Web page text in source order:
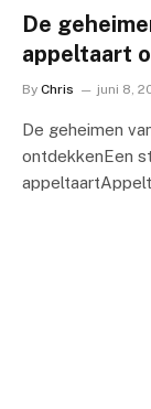
De
appeltaart
By Chris juni 8,
De geheimen
ontdekkenEen